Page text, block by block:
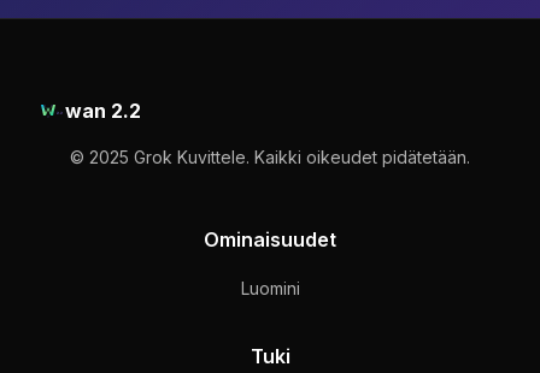
median alustoille ja ammattikäyttöön. Syötökuvat
wan 2.2
© 2025 Grok Kuvittele. Kaikki oikeudet pidätetään.
Ominaisuudet
Luomini
Tuki